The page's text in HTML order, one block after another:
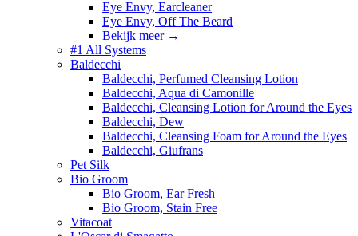
Eye Envy, Earcleaner
Eye Envy, Off The Beard
Bekijk meer →
#1 All Systems
Baldecchi
Baldecchi, Perfumed Cleansing Lotion
Baldecchi, Aqua di Camonille
Baldecchi, Cleansing Lotion for Around the Eyes
Baldecchi, Dew
Baldecchi, Cleansing Foam for Around the Eyes
Baldecchi, Giufrans
Pet Silk
Bio Groom
Bio Groom, Ear Fresh
Bio Groom, Stain Free
Vitacoat